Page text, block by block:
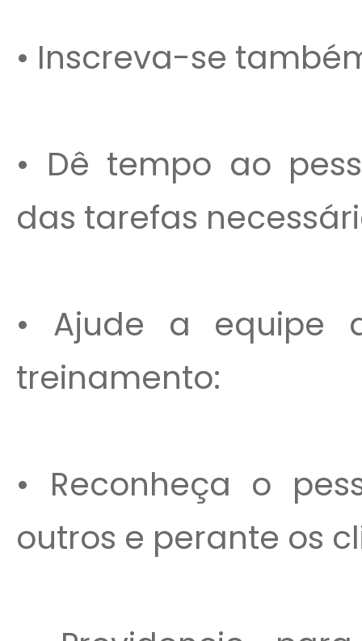
• Inscreva-se
• Dê tempo ao
das tarefas
• Ajude a equipe
treinamento:
• Reconheça o
outros e perante os